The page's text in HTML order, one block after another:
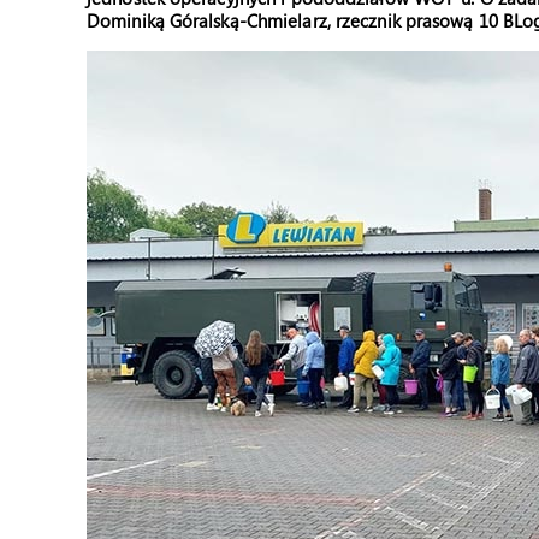
Dominiką Góralską-Chmielarz, rzecznik prasową 10